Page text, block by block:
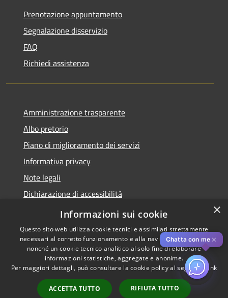
Prenotazione appuntamento
Segnalazione disservizio
FAQ
Richiedi assistenza
Amministrazione trasparente
Albo pretorio
Piano di miglioramento dei servizi
Informativa privacy
Note legali
Dichiarazione di accessibilità
Obiettivi di accessibilità per l'anno 2025
Accessibilità
Copyright © 2026 • Comune di
Rozzano • Powered by
Municipium•
Accesso
Chatta con me ✕
×
Informazioni sui cookie
Questo sito web utilizza cookie tecnici e assimilati strettamente
necessari al corretto funzionamento e alla navigazione del sito,
nonché un cookie tecnico analitico al solo fine di elaborare
informazioni statistiche, aggregate e anonime.
Per maggiori dettagli, può consultare la cookie policy al seguente link
ACCETTA TUTTO RIFIUTA TUTTO